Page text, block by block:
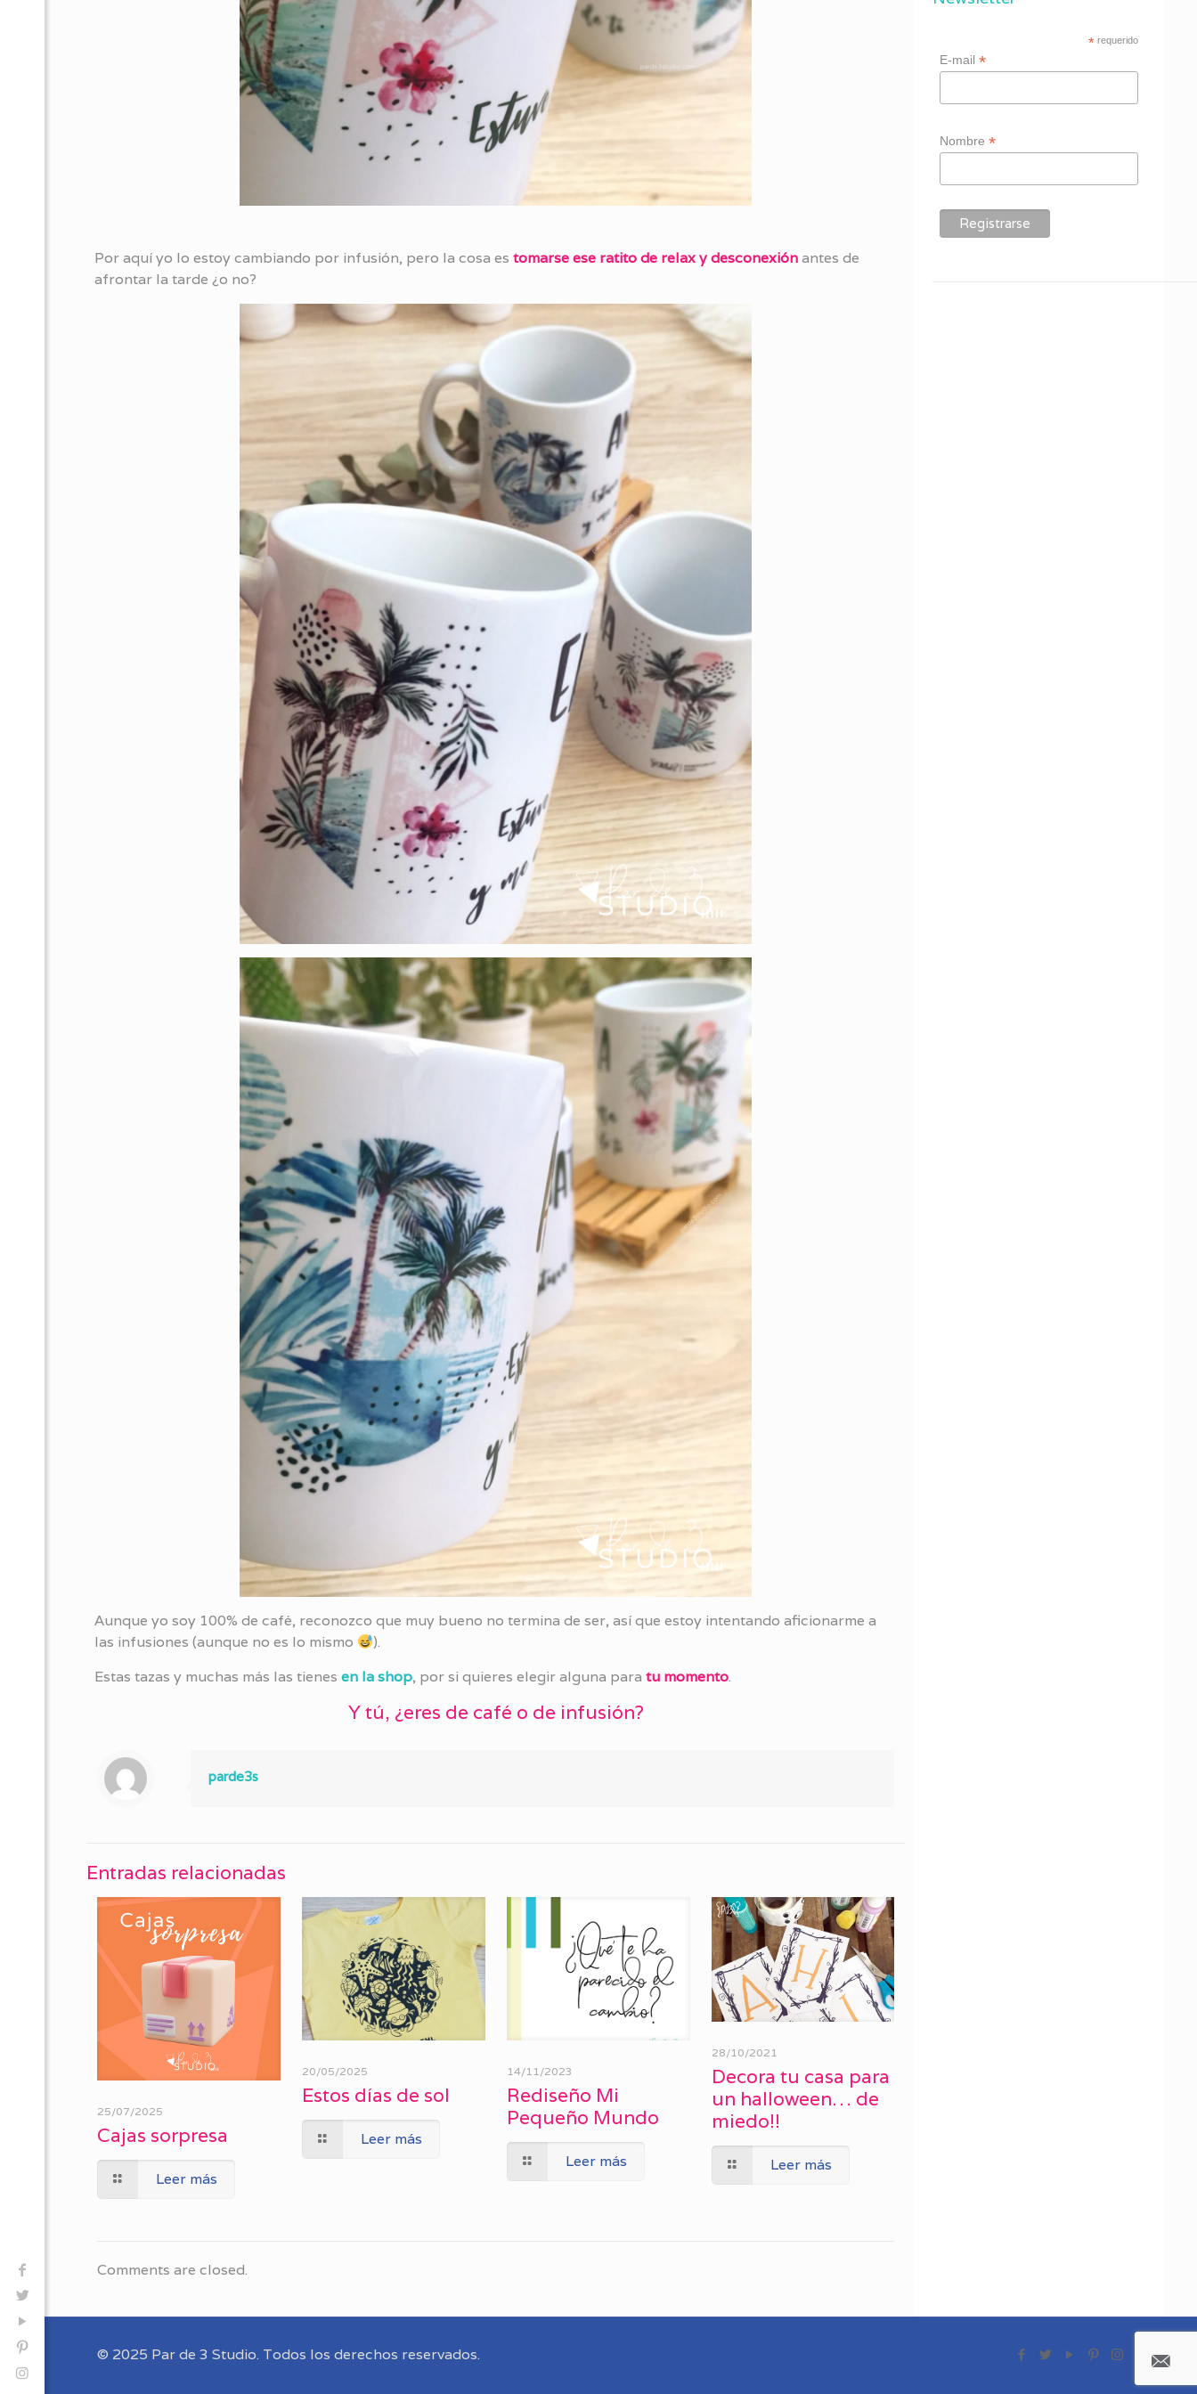
Por aquí yo lo estoy cambiando por infusión, pero la cosa estomarse ese ratito de relax y desconexiónantes de
afrontar la tarde ¿o no?
Aunque yo soy 100% de café, reconozco que muy bueno no termina de ser, así que estoy intentando aficionarme a
las infusiones (aunque no es lo mismo
).
Estas tazas y muchas más las tienesen la shop, por si quieres elegir alguna paratu momento.
Y tú, ¿eres de café o de infusión?
parde3s
Entradas relacionadas
25/07/2025
Cajas sorpresa
Leer más
20/05/2025
Estos días de sol
Leer más
14/11/2023
Rediseño Mi
Pequeño Mundo
Leer más
28/10/2021
Decora tu casa para
un halloween… de
miedo!!
Leer más
Comments are closed.
*requerido
E-mail *
Nombre *
© 2025 Par de 3 Studio. Todos los derechos reservados.